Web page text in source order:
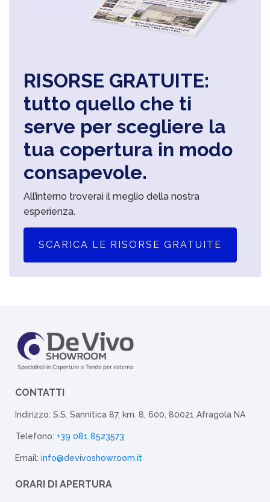
RISORSE GRATUITE:
tutto quello che ti
serve per scegliere la
tua copertura in modo
consapevole.
All’interno troverai il meglio della nostra
esperienza.
SCARICA LE RISORSE GRATUITE
CONTATTI
Indirizzo: S.S. Sannitica 87, km. 8, 600, 80021 Afragola NA
Telefono: +39 081 8523573
Email: info@devivoshowroom.it
ORARI DI APERTURA